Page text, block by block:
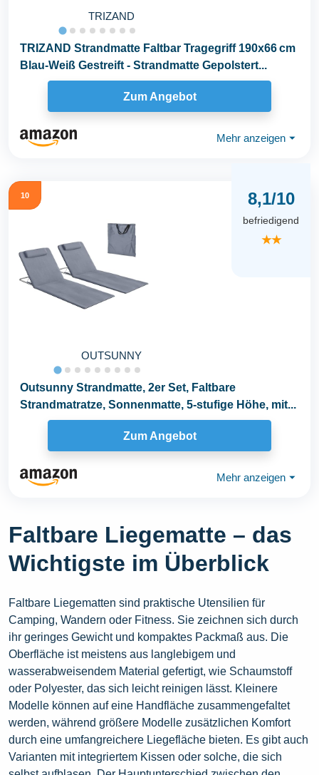
TRIZAND
TRIZAND Strandmatte Faltbar Tragegriff 190x66 cm
Blau-Weiß Gestreift - Strandmatte Gepolstert...
Zum Angebot
Mehr anzeigen ⏷
10
OUTSUNNY
8,1/10
befriedigend
★★
Outsunny Strandmatte, 2er Set, Faltbare
Strandmatratze, Sonnenmatte, 5-stufige Höhe, mit...
Zum Angebot
Mehr anzeigen ⏷
Faltbare Liegematte – das
Wichtigste im Überblick
Faltbare Liegematten sind praktische Utensilien für
Camping, Wandern oder Fitness. Sie zeichnen sich durch
ihr geringes Gewicht und kompaktes Packmaß aus. Die
Oberfläche ist meistens aus langlebigem und
wasserabweisendem Material gefertigt, wie Schaumstoff
oder Polyester, das sich leicht reinigen lässt. Kleinere
Modelle können auf eine Handfläche zusammengefaltet
werden, während größere Modelle zusätzlichen Komfort
durch eine umfangreichere Liegefläche bieten. Es gibt auch
Varianten mit integriertem Kissen oder solche, die sich